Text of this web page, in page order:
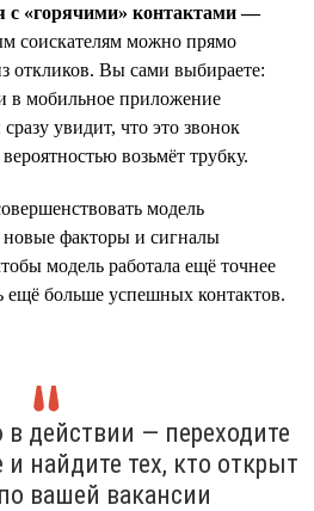
с «горячими» контактами —
соискателям можно прямо
откликов. Вы сами выбираете:
в мобильное приложение
увидит, что это звонок
возьмёт трубку.
модель
новые факторы и сигналы
модель работала ещё точнее
ещё больше успешных контактов.
действии — переходите
найдите тех, кто открыт
вашей вакансии